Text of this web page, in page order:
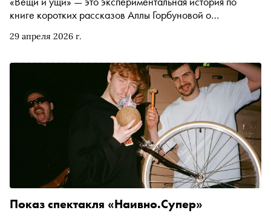
29 апреля 2026 г.
книге коротких рассказов Аллы Горбуновой о
района. «Сноб» собрал в свой топ еще четыре спектакля
заметок до романов в стихах
Показ спектакля «Наивно.Супер»